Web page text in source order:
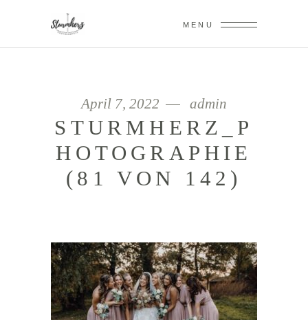
MENU
April 7, 2022 admin
STURMHERZ_P
HOTOGRAPHIE
(81 VON 142)